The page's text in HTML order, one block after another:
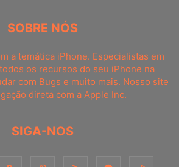
SOBRE NÓS
a temática iPhone. Especialistas em
os recursos do seu iPhone na
com Bugs e muito mais. Nosso site
direta com a Apple Inc.
SIGA-NOS